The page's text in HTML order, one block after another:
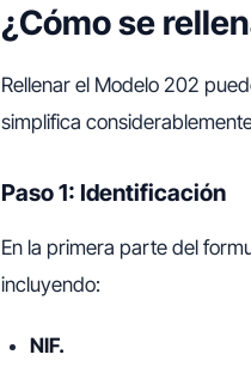
¿Cómo se
Rellenar el Modelo 202
simplifica
Paso 1: Identificación
En la primera parte del
incluyendo:
NIF.